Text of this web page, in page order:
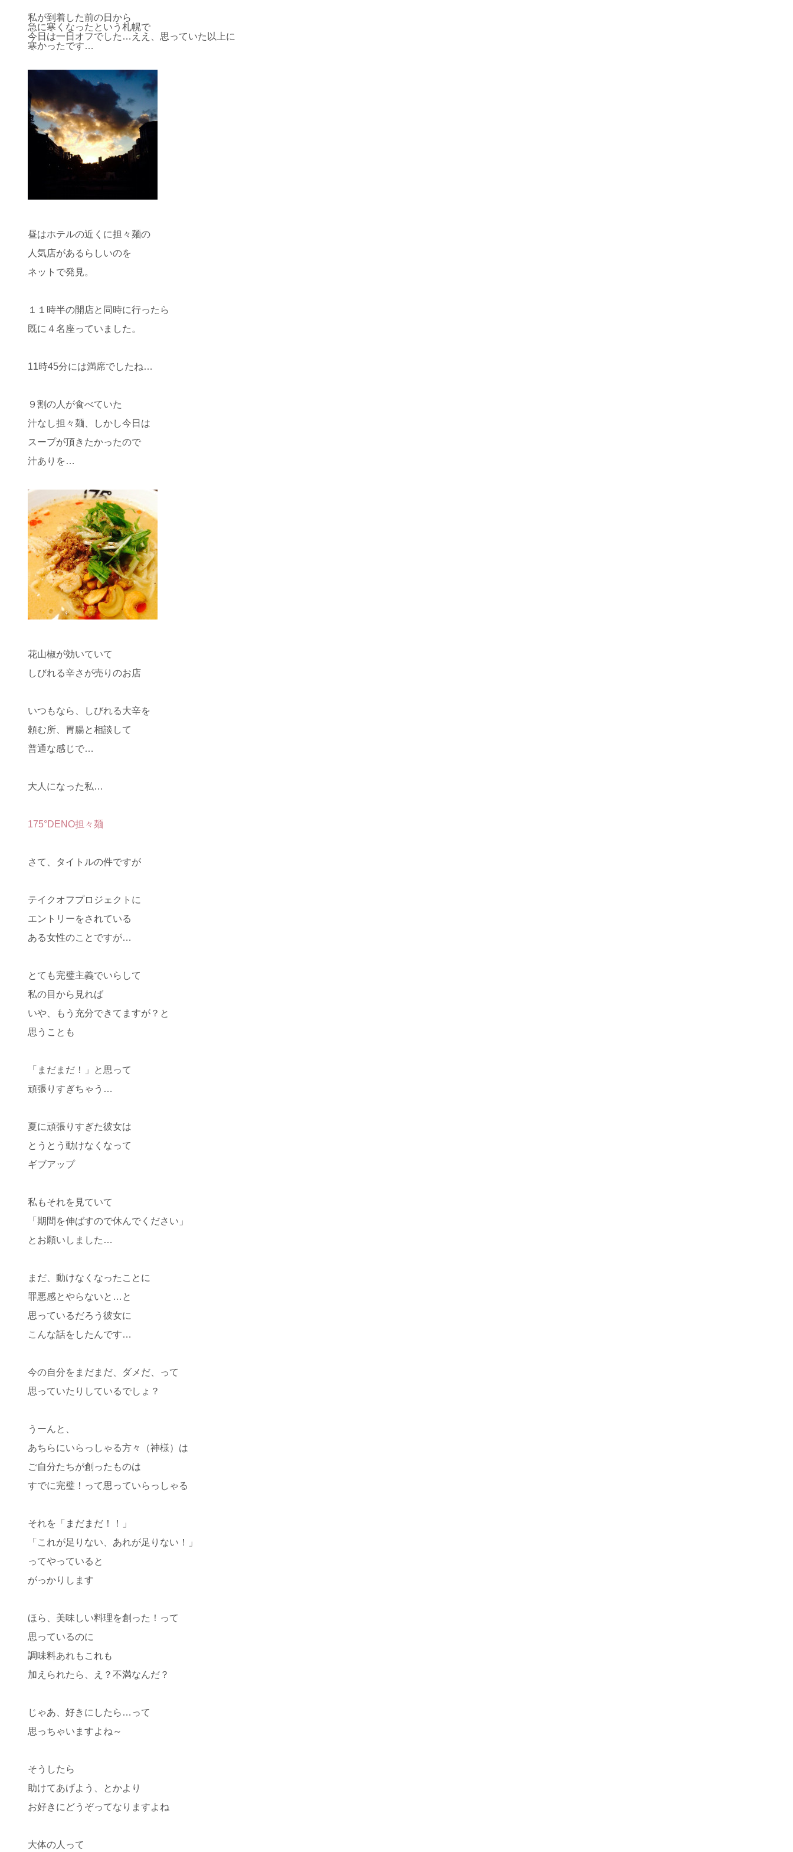
私が到着した前の日から
急に寒くなったという札幌で
今日は一日オフでした…ええ、思っていた以上に
寒かったです…
昼はホテルの近くに担々麺の
人気店があるらしいのを
ネットで発見。
１１時半の開店と同時に行ったら
既に４名座っていました。
11時45分には満席でしたね…
９割の人が食べていた
汁なし担々麺、しかし今日は
スープが頂きたかったので
汁ありを…
花山椒が効いていて
しびれる辛さが売りのお店
いつもなら、しびれる大辛を
頼む所、胃腸と相談して
普通な感じで…
大人になった私…
175°DENO担々麺
さて、タイトルの件ですが
テイクオフプロジェクトに
エントリーをされている
ある女性のことですが…
とても完璧主義でいらして
私の目から見れば
いや、もう充分できてますが？と
思うことも
「まだまだ！」と思って
頑張りすぎちゃう…
夏に頑張りすぎた彼女は
とうとう動けなくなって
ギブアップ
私もそれを見ていて
「期間を伸ばすので休んでください」
とお願いしました…
まだ、動けなくなったことに
罪悪感とやらないと…と
思っているだろう彼女に
こんな話をしたんです…
今の自分をまだまだ、ダメだ、って
思っていたりしているでしょ？
うーんと、
あちらにいらっしゃる方々（神様）は
ご自分たちが創ったものは
すでに完璧！って思っていらっしゃる
それを「まだまだ！！」
「これが足りない、あれが足りない！」
ってやっていると
がっかりします
ほら、美味しい料理を創った！って
思っているのに
調味料あれもこれも
加えられたら、え？不満なんだ？
じゃあ、好きにしたら…って
思っちゃいますよね～
そうしたら
助けてあげよう、とかより
お好きにどうぞってなりますよね
大体の人って